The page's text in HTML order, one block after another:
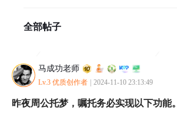
全部帖子
马成功老师
Lv.3 优质创作者 2024-11-10 23:13:49
昨夜周公托梦，嘱托务必实现以下功能。